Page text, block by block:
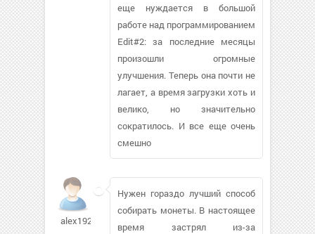
еще нуждается в большой
работе над программированием
Edit#2: за последние месяцы
произошли огромные
улучшения. Теперь она почти не
лагает, а время загрузки хоть и
велико, но значительно
сократилось. И все еще очень
смешно
alex1928
Нужен гораздо лучший способ
собирать монеты. В настоящее
время застрял из-за